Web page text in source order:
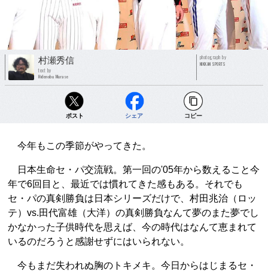
村瀬秀信
text by
Hidenobu Murase
photograph by
NIKKAN SPORTS
ポスト シェア コピー
今年もこの季節がやってきた。
日本生命セ・パ交流戦。第一回の'05年から数えること今
年で6回目と、最近では慣れてきた感もある。それでも
セ・パの真剣勝負は日本シリーズだけで、村田兆治（ロッ
テ）vs.田代富雄（大洋）の真剣勝負なんて夢のまた夢でし
かなかった子供時代を思えば、今の時代はなんて恵まれて
いるのだろうと感謝せずにはいられない。
今もまだ失われぬ胸のトキメキ。今日からはじまるセ・